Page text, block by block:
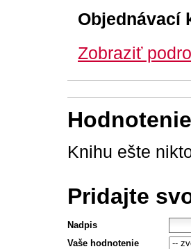
Objednávací
Zobraziť
Knihu ešte
Pridajte
Nadpis
Vaše hodnotenie